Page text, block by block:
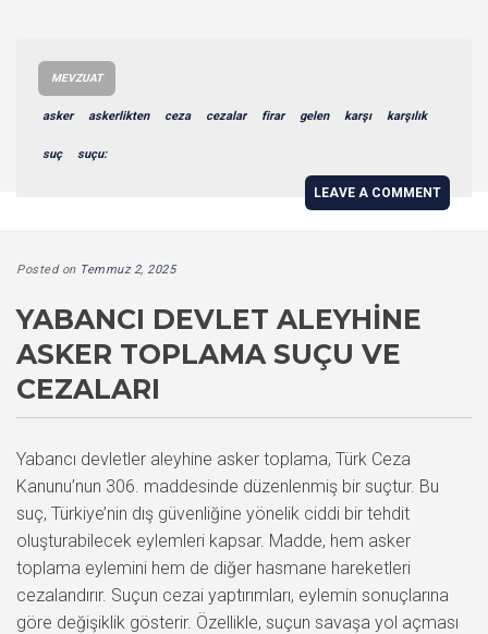
MEVZUAT
asker askerlikten ceza cezalar firar gelen karşı karşılık
suç suçu:
LEAVE A COMMENT
Posted on Temmuz 2, 2025
YABANCI DEVLET ALEYHINE
ASKER TOPLAMA SUÇU VE
CEZALARI
Yabancı devletler aleyhine asker toplama, Türk Ceza
Kanunu’nun 306. maddesinde düzenlenmiş bir suçtur. Bu
suç, Türkiye’nin dış güvenliğine yönelik ciddi bir tehdit
oluşturabilecek eylemleri kapsar. Madde, hem asker
toplama eylemini hem de diğer hasmane hareketleri
cezalandırır. Suçun cezai yaptırımları, eylemin sonuçlarına
göre değişiklik gösterir. Özellikle, suçun savaşa yol açması